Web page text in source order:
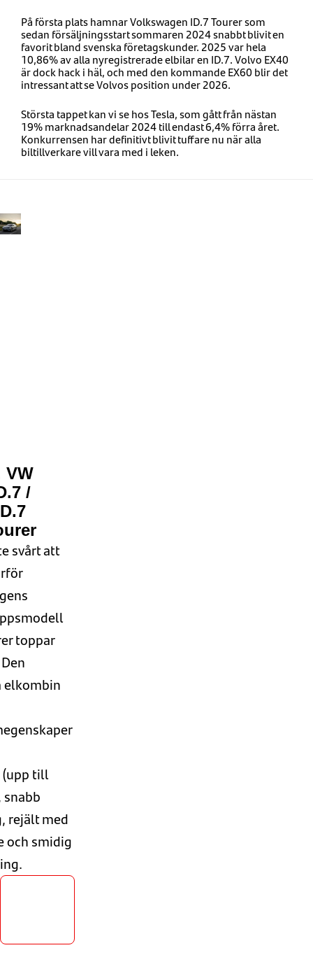
På första plats hamnar Volkswagen ID.7 Tourer som
sedan försäljningsstart sommaren 2024 snabbt blivit en
favorit bland svenska företagskunder. 2025 var hela
10,86% av alla nyregistrerade elbilar en ID.7. Volvo EX40
är dock hack i häl, och med den kommande EX60 blir det
intressant att se Volvos position under 2026.
Största tappet kan vi se hos Tesla, som gått från nästan
19% marknadsandelar 2024 till endast 6,4% förra året.
Konkurrensen har definitivt blivit tuffare nu när alla
biltillverkare vill vara med i leken.
VW
/
svårt att
toppar
elkombin
(upp till
snabb
rejält med
och smidig
.